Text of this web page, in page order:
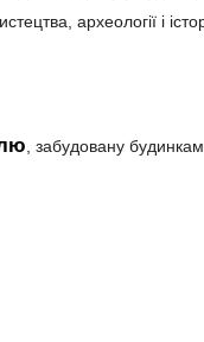
археології і
, забудовану